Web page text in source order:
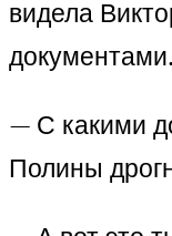
видела
документами.
— С какими
Полины